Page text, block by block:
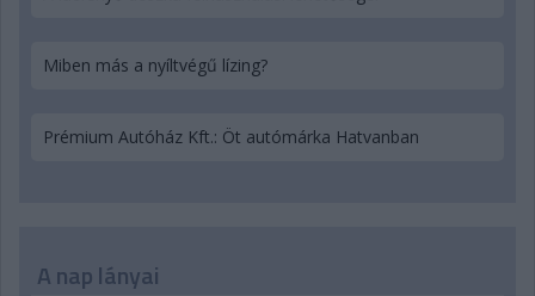
Miben más a nyíltvégű lízing?
Prémium Autóház Kft.: Öt autómárka Hatvanban
A nap lányai